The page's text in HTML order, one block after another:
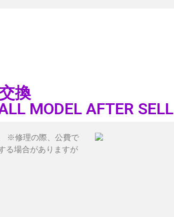
換
MODEL AFTER SELL
※修理の際、公費で
る場合がありますが